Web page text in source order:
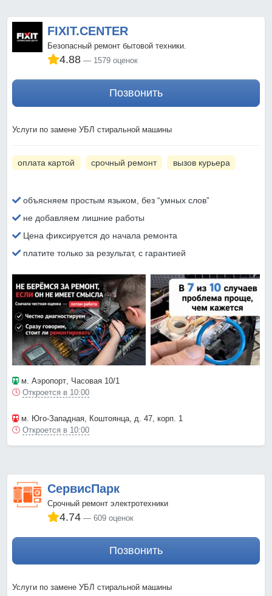
FIXIT.CENTER
Безопасный ремонт бытовой техники.
4.88 1579 оценок
Позвонить
Услуги по замене УБЛ стиральной машины
оплата картой срочный ремонт вызов курьера
объясняем простым языком, без “умных слов”
не добавляем лишние работы
Цена фиксируется до начала ремонта
платите только за результат, с гарантией
м. Аэропорт, Часовая 10/1
Откроется в 10:00
м. Юго-Западная, Коштоянца, д. 47, корп. 1
Откроется в 10:00
СервисПарк
Срочный ремонт электротехники
4.74 609 оценок
Позвонить
Услуги по замене УБЛ стиральной машины